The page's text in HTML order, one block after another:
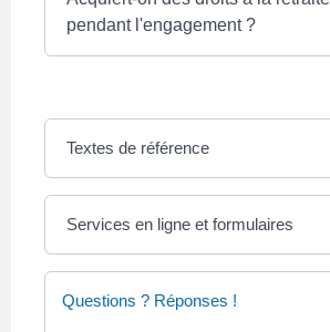
pendant l'engagement ?
Textes de référence
Services en ligne et formulaires
Questions ? Réponses !